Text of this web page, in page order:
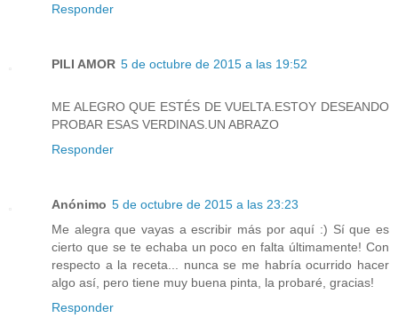
Responder
PILI AMOR 5 de octubre de 2015 a las 19:52
ME ALEGRO QUE ESTÉS DE VUELTA.ESTOY DESEANDO
PROBAR ESAS VERDINAS.UN ABRAZO
Responder
Anónimo 5 de octubre de 2015 a las 23:23
Me alegra que vayas a escribir más por aquí :) Sí que es
cierto que se te echaba un poco en falta últimamente! Con
respecto a la receta... nunca se me habría ocurrido hacer
algo así, pero tiene muy buena pinta, la probaré, gracias!
Responder